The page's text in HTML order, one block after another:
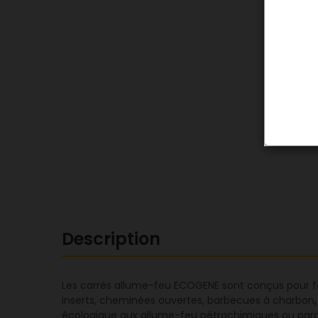
Description
Les carrés allume-feu ECOGENE sont conçus
inserts, cheminées ouvertes, barbecues à
écologique aux allume-feu pétrochimiques ou